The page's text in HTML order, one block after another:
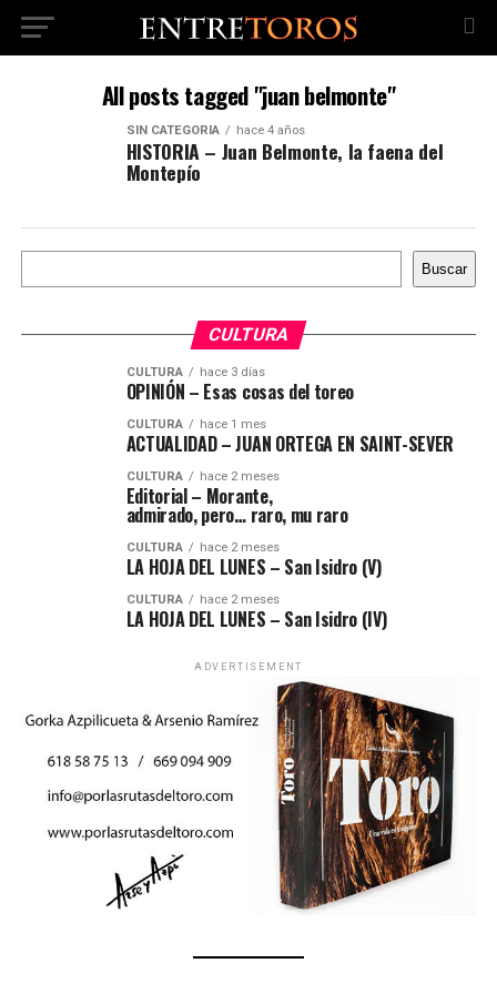
All posts tagged "juan belmonte"
SIN CATEGORÍA hace 4 años
HISTORIA – Juan Belmonte, la faena del
Montepío
Buscar
Buscar
CULTURA
CULTURA hace 3 días
OPINIÓN – Esas cosas del toreo
CULTURA hace 1 mes
ACTUALIDAD – JUAN ORTEGA EN SAINT-SEVER
CULTURA hace 2 meses
Editorial – Morante,
admirado, pero… raro, mu raro
CULTURA hace 2 meses
LA HOJA DEL LUNES – San Isidro (V)
CULTURA hace 2 meses
LA HOJA DEL LUNES – San Isidro (IV)
ADVERTISEMENT